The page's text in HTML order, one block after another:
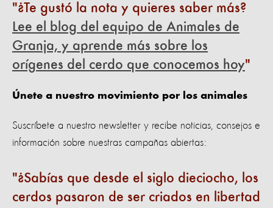
¿Te gustó la nota y quieres saber más?
Lee el blog del equipo de Animales de
Granja, y aprende más sobre los
orígenes del cerdo que conocemos hoy
Únete a nuestro movimiento por los animales
Suscríbete a nuestro newsletter y recibe noticias, consejos e
información sobre nuestras campañas abiertas:
¿Sabías que desde el siglo dieciocho, los
cerdos pasaron de ser criados en libertad